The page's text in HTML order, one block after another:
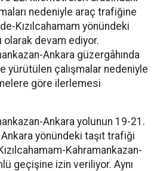
nedeniyle araç trafiğine
Kızılcahamam yönündeki
olarak devam ediyor.
Ankara güzergâhında
yürütülen çalışmalar nedeniyle
göre ilerlemesi
Ankara yolunun 19-21.
yönündeki taşıt trafiği
Kahramankazan-
geçişine izin veriliyor. Aynı